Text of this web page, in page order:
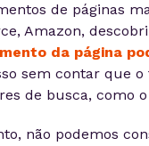
de páginas
Amazon,
da página
sem contar que
de busca, como o
não podemos